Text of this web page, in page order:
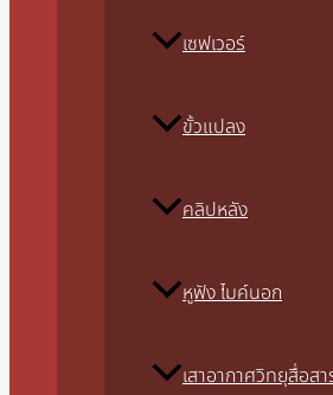
เซฟเวอร์
ขั้วแปลง
คลิปหลัง
หูฟัง ไมค์นอก
เสาอากาศวิทยุสื่อสา